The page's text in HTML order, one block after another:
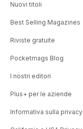
Nuovi titoli
Best Selling Magazines
Riviste gratuite
Pocketmags Blog
I nostri editori
Plus+ per le aziende
Informativa sulla privacy